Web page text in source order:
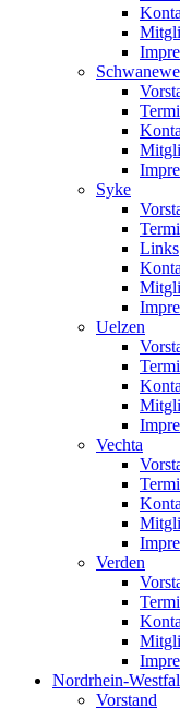
Syke
Links
Uelzen
Vechta
Verden
Nordrhein-
Vorstand